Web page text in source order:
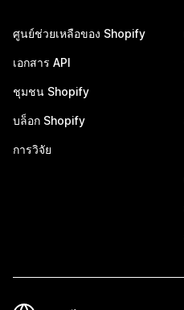
ศูนย์ช่วยเหลือของ Shopify
เอกสาร API
ชุมชน Shopify
บล็อก Shopify
การวิจัย